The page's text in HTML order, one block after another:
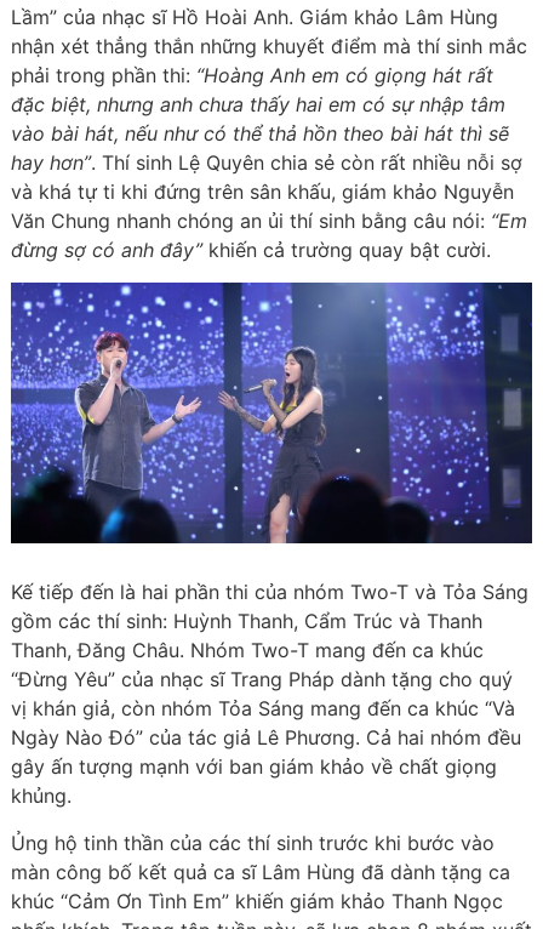
Lầm” của nhạc sĩ Hồ Hoài Anh. Giám khảo Lâm Hùng
nhận xét thẳng thắn những khuyết điểm mà thí sinh mắc
phải trong phần thi: “Hoàng Anh em có giọng hát rất
đặc biệt, nhưng anh chưa thấy hai em có sự nhập tâm
vào bài hát, nếu như có thể thả hồn theo bài hát thì sẽ
hay hơn”. Thí sinh Lệ Quyên chia sẻ còn rất nhiều nỗi sợ
và khá tự ti khi đứng trên sân khấu, giám khảo Nguyễn
Văn Chung nhanh chóng an ủi thí sinh bằng câu nói: “Em
đừng sợ có anh đây”khiến cả trường quay bật cười.
Kế tiếp đến là hai phần thi của nhóm Two-T và Tỏa Sáng
gồm các thí sinh: Huỳnh Thanh, Cẩm Trúc và Thanh
Thanh, Đăng Châu. Nhóm Two-T mang đến ca khúc
“Đừng Yêu” của nhạc sĩ Trang Pháp dành tặng cho quý
vị khán giả, còn nhóm Tỏa Sáng mang đến ca khúc “Và
Ngày Nào Đó” của tác giả Lê Phương. Cả hai nhóm đều
gây ấn tượng mạnh với ban giám khảo về chất giọng
khủng.
Ủng hộ tinh thần của các thí sinh trước khi bước vào
màn công bố kết quả ca sĩ Lâm Hùng đã dành tặng ca
khúc “Cảm Ơn Tình Em” khiến giám khảo Thanh Ngọc